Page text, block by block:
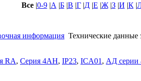
Все|0-9|А |Б|В |Г|Д|Е |Ж|З|И |К|
информация Технические данные
RA, Серия 4АН, IP23, ICA01 , АД серии